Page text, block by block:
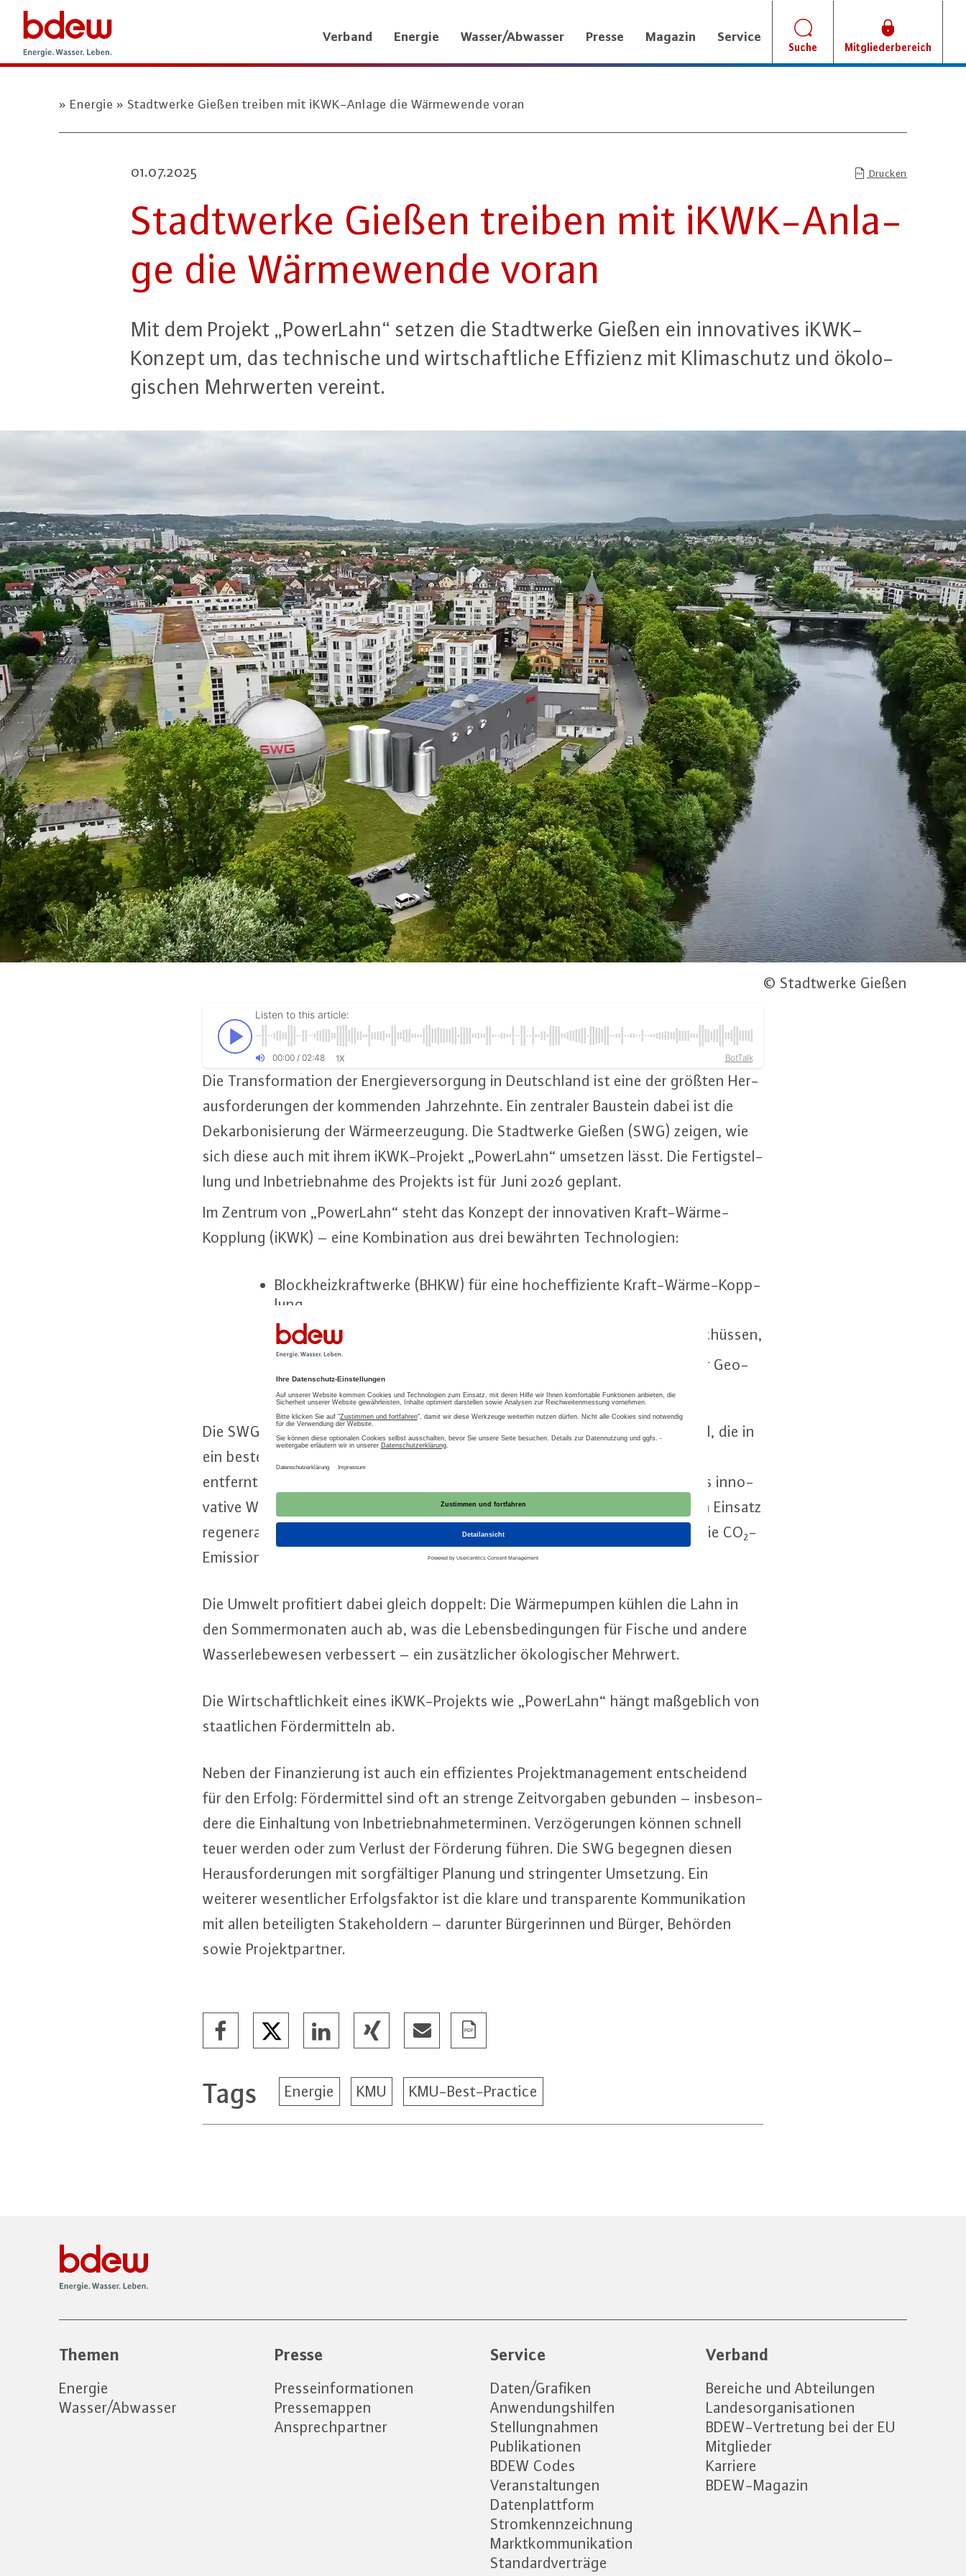
Verband Energie Wasser/Abwasser Presse Magazin Service
Suche Mitgliederbereich
Energie Stadtwerke Gießen treiben mit iKWK-Anlage die Wärmewende voran
01.07.2025 Drucken
Stadt­wer­ke Gießen treiben mit iKWK-An­la­
ge die Wär­me­wen­de voran
Mit dem Projekt „PowerLahn“ setzen die Stadt­wer­ke Gießen ein in­no­va­ti­ves iKWK-
Kon­zept um, das tech­ni­sche und wirt­schaft­li­che Effizienz mit Kli­ma­schutz und öko­lo­
gi­schen Mehr­wer­ten vereint.
© Stadtwerke Gießen
Listen to this article:
00:00/ 02:48 1X BotTalk
Die Trans­for­ma­ti­on der En­er­gie­ver­sor­gung in Deutsch­land ist eine der größten Her­
aus­for­de­run­gen der kommenden Jahr­zehn­te. Ein zentraler Baustein dabei ist die
Dekar­bo­ni­sie­rung der Wär­me­er­zeu­gung. Die Stadt­wer­ke Gießen (SWG) zeigen, wie
sich diese auch mit ihrem iKWK-Pro­jekt „PowerLahn“ umsetzen lässt. Die Fer­tig­stel­
lung und In­be­trieb­nah­me des Projekts ist für Juni 2026 geplant.
Im Zentrum von „PowerLahn“ steht das Konzept der in­no­va­ti­ven Kraft-Wär­me-
Kopp­lung (iKWK) – eine Kom­bi­na­ti­on aus drei bewährten Tech­no­lo­gi­en:
Block­heiz­kraft­wer­ke (BHKW) für eine hoch­ef­fi­zi­en­te Kraft-Wär­me-Kopp­
lung,
Power-to-Heat (P2H) -Elemente zur In­te­gra­ti­on von Strom­über­schüs­sen,
in­no­va­ti­ve Wär­me­er­zeu­ger wie Wär­me­pum­pen, So­lar­ther­mie oder Geo­
ther­mie.
Die SWG kom­bi­nie­ren dabei zwei BHKW und einen elek­tri­schen Wär­me­kes­sel, die in
ein be­ste­hen­des Kraft­werks­ge­bäu­de in­te­griert werden. Etwa zwei Kilometer
entfernt, direkt am Ufer der Lahn, entstehen drei Groß­wär­me­pum­pen, die als in­no­
va­ti­ve Wär­me­er­zeu­ger fungieren und dem Fluss Wärme entziehen. Durch den Einsatz
re­ge­ne­ra­ti­ver En­er­gie­quel­len für den Betrieb dieser Wär­me­pum­pen können die CO₂-
Emis­sio­nen jährlich um rund 7.767 Tonnen reduziert werden.
Die Umwelt pro­fi­tiert dabei gleich doppelt: Die Wär­me­pum­pen kühlen die Lahn in
den Som­mer­mo­na­ten auch ab, was die Le­bens­be­din­gun­gen für Fische und andere
Was­ser­le­be­we­sen ver­bes­sert – ein zu­sätz­li­cher öko­lo­gi­scher Mehrwert.
Die Wirt­schaft­lich­keit eines iKWK-Pro­jekts wie „PowerLahn“ hängt maß­geb­lich von
staat­li­chen För­der­mit­teln ab.
Neben der Fi­nan­zie­rung ist auch ein ef­fi­zi­en­tes Pro­jekt­ma­nage­ment ent­schei­dend
für den Erfolg: För­der­mit­tel sind oft an strenge Zeit­vor­ga­ben gebunden – ins­be­son­
de­re die Ein­hal­tung von In­be­trieb­nah­me­ter­mi­nen. Ver­zö­ge­run­gen können schnell
teuer werden oder zum Verlust der Förderung führen. Die SWG begegnen diesen
Her­aus­for­de­run­gen mit sorg­fäl­ti­ger Planung und strin­gen­ter Umsetzung. Ein
weiterer we­sent­li­cher Er­folgs­fak­tor ist die klare und trans­pa­ren­te Kom­mu­ni­ka­ti­on
mit allen be­tei­lig­ten Sta­ke­hol­dern – darunter Bür­ge­rin­nen und Bürger, Behörden
sowie Pro­jekt­part­ner.
Tags Energie KMU KMU-Best-Practice
Themen
Energie
Wasser/Abwasser
Presse
Presseinformationen
Pressemappen
Ansprechpartner
Service
Daten/Grafiken
Anwendungshilfen
Stellungnahmen
Publikationen
BDEW Codes
Veranstaltungen
Datenplattform
Stromkennzeichnung
Marktkommunikation
Standardverträge
Verband
Bereiche und Abteilungen
Landesorganisationen
BDEW-Vertretung bei der EU
Mitglieder
Karriere
BDEW-Magazin